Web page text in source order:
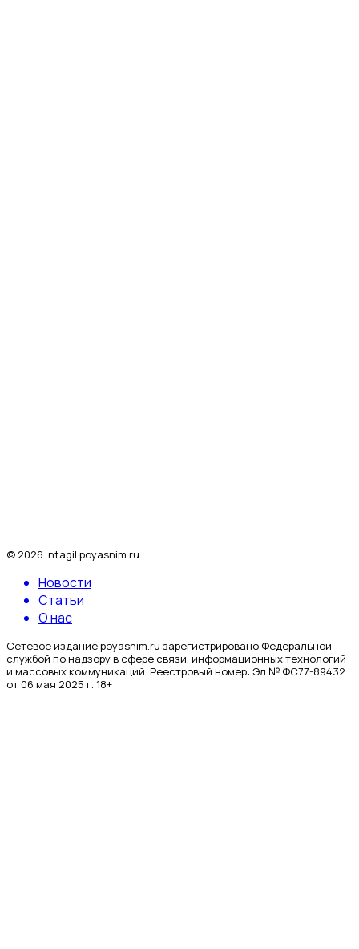
© 2026. ntagil.poyasnim.ru
Новости
Статьи
О нас
Сетевое издание poyasnim.ru зарегистрировано Федеральной
службой по надзору в сфере связи, информационных технологий
и массовых коммуникаций. Реестровый номер: Эл № ФС77-89432
от 06 мая 2025 г. 18+